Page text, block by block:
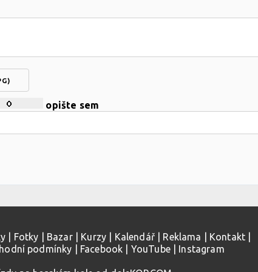
opište sem
Fotky Bazar| Kurzy Kalendář| Reklama Kontakt
podmínky Facebook YouTube| Instagram